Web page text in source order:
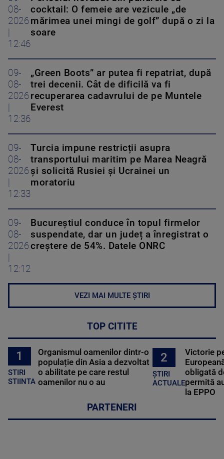
08-
2026
12:46
cocktail: O femeie are vezicule „de
mărimea unei mingi de golf” după o zi la
soare
09-
08-
2026
12:36
„Green Boots” ar putea fi repatriat, după
trei decenii. Cât de dificilă va fi
recuperarea cadavrului de pe Muntele
Everest
09-
08-
2026
12:33
Turcia impune restricții asupra
transportului maritim pe Marea Neagră
și solicită Rusiei și Ucrainei un
moratoriu
09-
08-
2026
12:12
Bucureștiul conduce în topul firmelor
suspendate, dar un județ a înregistrat o
creștere de 54%. Datele ONRC
VEZI MAI MULTE ȘTIRI
TOP CITITE
1
STIRI
STIINTA
Organismul oamenilor dintr-o
populație din Asia a dezvoltat
o abilitate pe care restul
oamenilor nu o au
2
ȘTIRI
ACTUALE
Victorie
obligată
permită
la EPPO
PARTENERI